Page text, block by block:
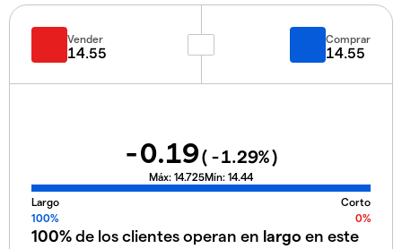
Vender
14.55
Comprar
14.55
-0.19( -1.29%)
Máx: 14.725Mín: 14.44
Largo
Corto
100%
0%
100%de los clientes operan en largo en este